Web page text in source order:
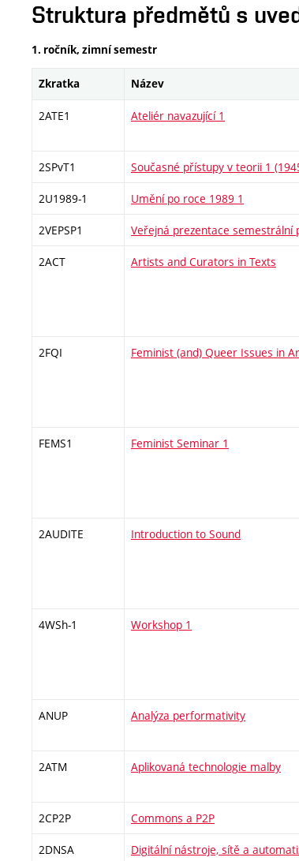
Struktura předmětů s
1. ročník, zimní semestr
Zkratka Název
2ATE1 Ateliér navazující 1
2SPvT1 Současné přístupy v teorii 1
2U1989-1 Umění po roce 1989 1
2VEPSP1 Veřejná prezentace semestrální
2ACT Artists and Curators in Texts
2FQI Feminist (and) Queer Issues in
FEMS1 Feminist Seminar 1
2AUDITE Introduction to Sound
4WSh-1 Workshop 1
ANUP Analýza performativity
2ATM Aplikovaná technologie malby
2CP2P Commons a P2P
2DNSA Digitální nástroje, sítě a